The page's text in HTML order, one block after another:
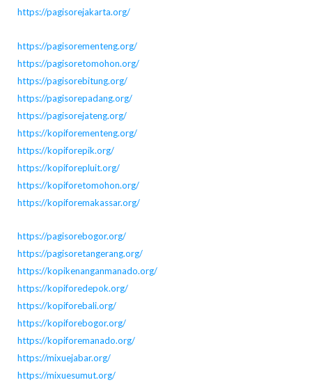
https://pagisorejakarta.org/
https://pagisorementeng.org/
https://pagisoretomohon.org/
https://pagisorebitung.org/
https://pagisorepadang.org/
https://pagisorejateng.org/
https://kopiforementeng.org/
https://kopiforepik.org/
https://kopiforepluit.org/
https://kopiforetomohon.org/
https://kopiforemakassar.org/
https://pagisorebogor.org/
https://pagisoretangerang.org/
https://kopikenanganmanado.org/
https://kopiforedepok.org/
https://kopiforebali.org/
https://kopiforebogor.org/
https://kopiforemanado.org/
https://mixuejabar.org/
https://mixuesumut.org/